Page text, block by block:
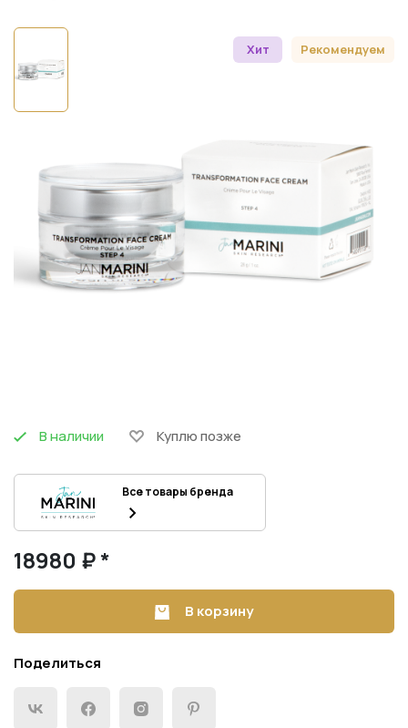
Хит Рекомендуем
В наличии Куплю позже
Все товары бренда
18980 ₽ *
В корзину
Поделиться